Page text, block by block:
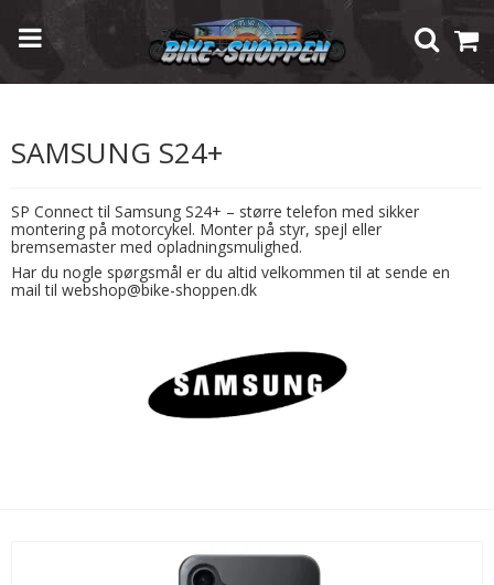
SAMSUNG S24+
SP Connect til Samsung S24+ – større telefon med sikker
montering på motorcykel. Monter på styr, spejl eller
bremsemaster med opladningsmulighed.
Har du nogle spørgsmål er du altid velkommen til at sende en
mail til webshop@bike-shoppen.dk